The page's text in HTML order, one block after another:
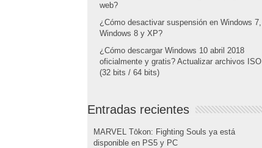
web?
¿Cómo desactivar suspensión en Windows 7,
Windows 8 y XP?
¿Cómo descargar Windows 10 abril 2018
oficialmente y gratis? Actualizar archivos ISO
(32 bits / 64 bits)
Entradas recientes
MARVEL Tōkon: Fighting Souls ya está
disponible en PS5 y PC